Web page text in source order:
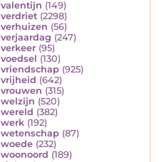
valentijn (149)
verdriet (2298)
verhuizen (56)
verjaardag (247)
verkeer (95)
voedsel (130)
vriendschap (925)
vrijheid (642)
vrouwen (315)
welzijn (520)
wereld (382)
werk (192)
wetenschap (87)
woede (232)
woonoord (189)